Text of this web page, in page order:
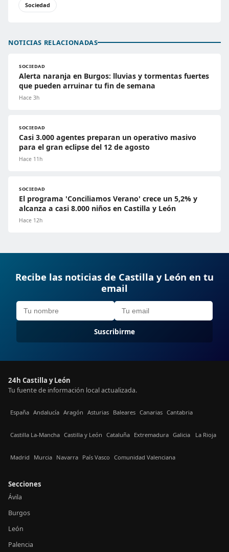
Sociedad
NOTICIAS RELACIONADAS
SOCIEDAD
Alerta naranja en Burgos: lluvias y tormentas fuertes
que pueden arruinar tu fin de semana
Hace 3h
SOCIEDAD
Casi 3.000 agentes preparan un operativo masivo
para el gran eclipse del 12 de agosto
Hace 11h
SOCIEDAD
El programa 'Conciliamos Verano' crece un 5,2% y
alcanza a casi 8.000 niños en Castilla y León
Hace 12h
Recibe las noticias de Castilla y León en tu
email
Suscribirme
24h Castilla y León
Tu fuente de información local actualizada.
España Andalucía Aragón Asturias Baleares Canarias Cantabria
Castilla La-Mancha Castilla y León Cataluña Extremadura Galicia La Rioja
Madrid Murcia Navarra País Vasco Comunidad Valenciana
Secciones
Ávila
Burgos
León
Palencia